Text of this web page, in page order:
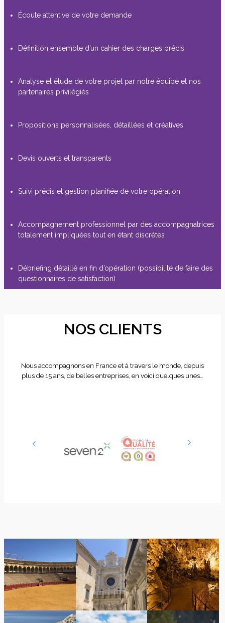
Écoute attentive de votre demande
Définition ensemble d’un cahier des charges précis
Analyse et étude de votre projet par notre équipe et nos
partenaires privilégiés
Propositions personnalisées, détaillées et créatives
Devis ouverts et transparents
Suivi précis et gestion planifiée de votre opération
Accompagnement professionnel par des accompagnatrices
totalement impliquées tout en étant discrètes
Débriefing détaillé en fin d’opération (possibilité de faire des
questionnaires de satisfaction)
NOS CLIENTS
Nous accompagnons en France et à travers le monde, depuis
plus de 15 ans, de belles entreprises, en voici quelques unes…